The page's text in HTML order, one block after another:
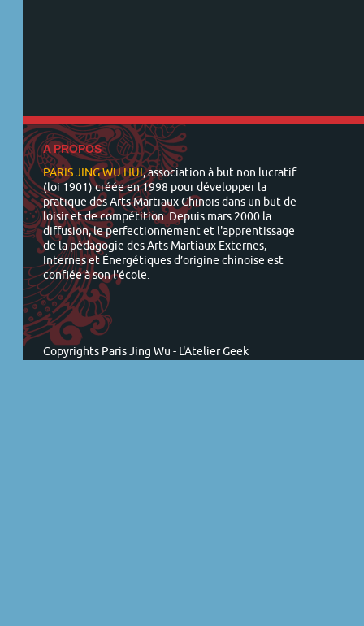
A PROPOS
PARIS JING WU HUI, association à but non lucratif
(loi 1901) créée en 1998 pour développer la
pratique des Arts Martiaux Chinois dans un but de
loisir et de compétition. Depuis mars 2000 la
diffusion, le perfectionnement et l'apprentissage
de la pédagogie des Arts Martiaux Externes,
Internes et Énergétiques d’origine chinoise est
confiée à son l'école.
Copyrights Paris Jing Wu - L'Atelier Geek